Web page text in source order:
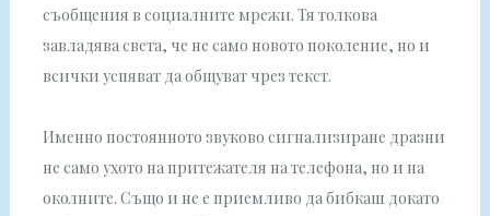
съобщения в социалните мрежи. Тя толкова
завладява света, че не само новото поколение, но и
всички успяват да общуват чрез текст.
Именно постоянното звуково сигнализиране дразни
не само ухото на притежателя на телефона, но и на
околните. Също и не е приемливо да бибкаш докато